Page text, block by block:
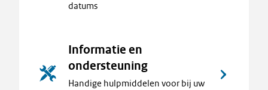
datums
Informatie en
ondersteuning
Handige hulpmiddelen voor bij uw